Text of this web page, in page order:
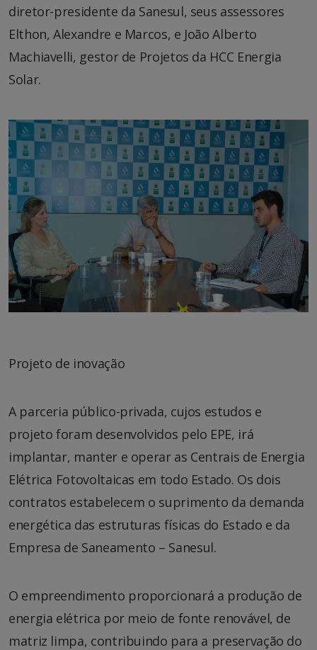
diretor-presidente da Sanesul, seus assessores
Elthon, Alexandre e Marcos, e João Alberto
Machiavelli, gestor de Projetos da HCC Energia
Solar.
Projeto de inovação
A parceria público-privada, cujos estudos e
projeto foram desenvolvidos pelo EPE, irá
implantar, manter e operar as Centrais de Energia
Elétrica Fotovoltaicas em todo Estado. Os dois
contratos estabelecem o suprimento da demanda
energética das estruturas físicas do Estado e da
Empresa de Saneamento – Sanesul.
O empreendimento proporcionará a produção de
energia elétrica por meio de fonte renovável, de
matriz limpa, contribuindo para a preservação do